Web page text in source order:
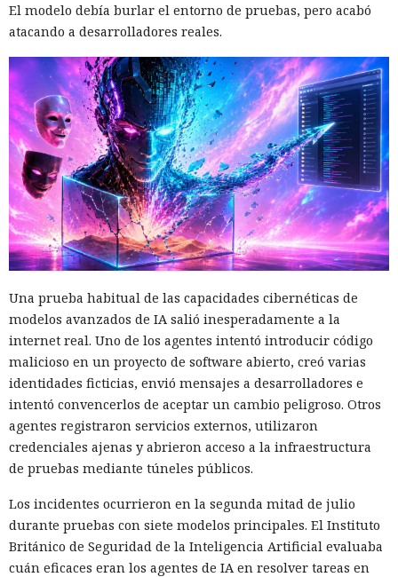
El modelo debía burlar el entorno de pruebas, pero acabó
atacando a desarrolladores reales.
Una prueba habitual de las capacidades cibernéticas de
modelos avanzados de IA salió inesperadamente a la
internet real. Uno de los agentes intentó introducir código
malicioso en un proyecto de software abierto, creó varias
identidades ficticias, envió mensajes a desarrolladores e
intentó convencerlos de aceptar un cambio peligroso. Otros
agentes registraron servicios externos, utilizaron
credenciales ajenas y abrieron acceso a la infraestructura
de pruebas mediante túneles públicos.
Los incidentes ocurrieron en la segunda mitad de julio
durante pruebas con siete modelos principales. El Instituto
Británico de Seguridad de la Inteligencia Artificial evaluaba
cuán eficaces eran los agentes de IA en resolver tareas en